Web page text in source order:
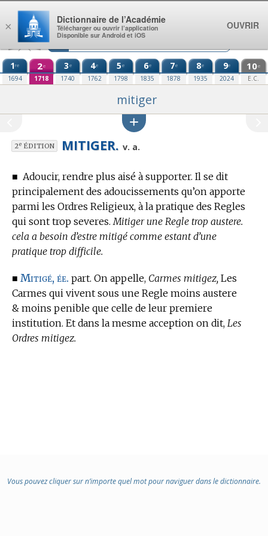
Aller au contenu
1re
1694
2e
1718
3e
1740
4e
1762
5e
1798
6e
1835
7e
1878
8e
1935
9e
2024
10e
E.C.
mitiger
2eÉDITION MITIGER. v. a.
■ Adoucir, rendre plus aisé à supporter. Il se dit
principalement des adoucissements qu’on apporte
parmi les Ordres Religieux, à la pratique des Regles
qui sont trop severes. Mitiger une Regle trop austere.
cela a besoin d’estre mitigé comme estant d’une
pratique trop difficile.
■ Mitigé, ée. part. On appelle, Carmes mitigez, Les
Carmes qui vivent sous une Regle moins austere
& moins penible que celle de leur premiere
institution. Et dans la mesme acception on dit, Les
Ordres mitigez.
Vous pouvez cliquer sur n’importe quel mot pour naviguer dans le dictionnaire.
×
Dictionnaire de l’Académie
Télécharger ou ouvrir l’application
Disponible sur Android et iOS
OUVRIR